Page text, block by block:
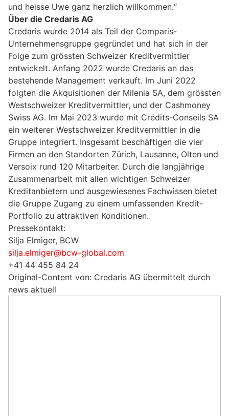
und heisse Uwe ganz herzlich willkommen.“
Über die Credaris AG
Credaris wurde 2014 als Teil der Comparis-
Unternehmensgruppe gegründet und hat sich in der
Folge zum grössten Schweizer Kreditvermittler
entwickelt. Anfang 2022 wurde Credaris an das
bestehende Management verkauft. Im Juni 2022
folgten die Akquisitionen der Milenia SA, dem grössten
Westschweizer Kreditvermittler, und der Cashmoney
Swiss AG. Im Mai 2023 wurde mit Crédits-Conseils SA
ein weiterer Westschweizer Kreditvermittler in die
Gruppe integriert. Insgesamt beschäftigen die vier
Firmen an den Standorten Zürich, Lausanne, Olten und
Versoix rund 120 Mitarbeiter. Durch die langjährige
Zusammenarbeit mit allen wichtigen Schweizer
Kreditanbietern und ausgewiesenes Fachwissen bietet
die Gruppe Zugang zu einem umfassenden Kredit-
Portfolio zu attraktiven Konditionen.
Pressekontakt:
Silja Elmiger, BCW
silja.elmiger@bcw-global.com
+41 44 455 84 24
Original-Content von: Credaris AG übermittelt durch
news aktuell